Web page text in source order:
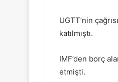
UGTT’nin
katılmıştı.
IMF’den borç
etmişti.